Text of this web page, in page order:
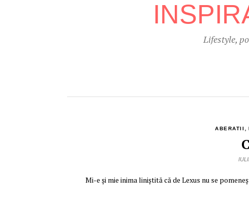
Lifestyle,
ABERATII
Mi-e şi mie inima liniştită că de Lexus nu se